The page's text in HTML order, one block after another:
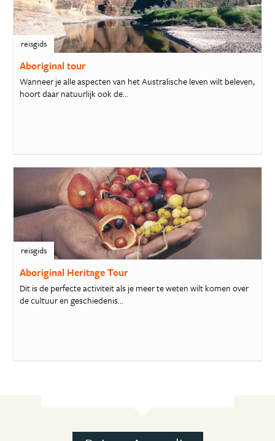
reisgids
Aboriginal tour
Wanneer je alle aspecten van het Australische leven wilt beleven,
hoort daar natuurlijk ook de...
reisgids
Aboriginal Heritage Tour
Dit is de perfecte activiteit als je meer te weten wilt komen over
de cultuur en geschiedenis...